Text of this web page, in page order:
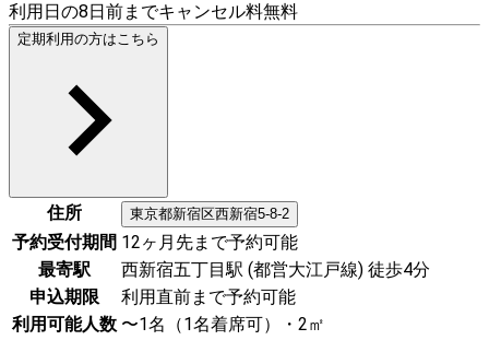
利用日の8日前までキャンセル料無料
定期利用の方はこちら
住所 東京都新宿区西新宿5-8-2
予約受付期間 12ヶ月先まで予約可能
最寄駅
西新宿五丁目駅 (都営大江戸線) 徒歩4分
申込期限
利用直前まで予約可能
利用可能人数 〜1名（1名着席可）・2㎡